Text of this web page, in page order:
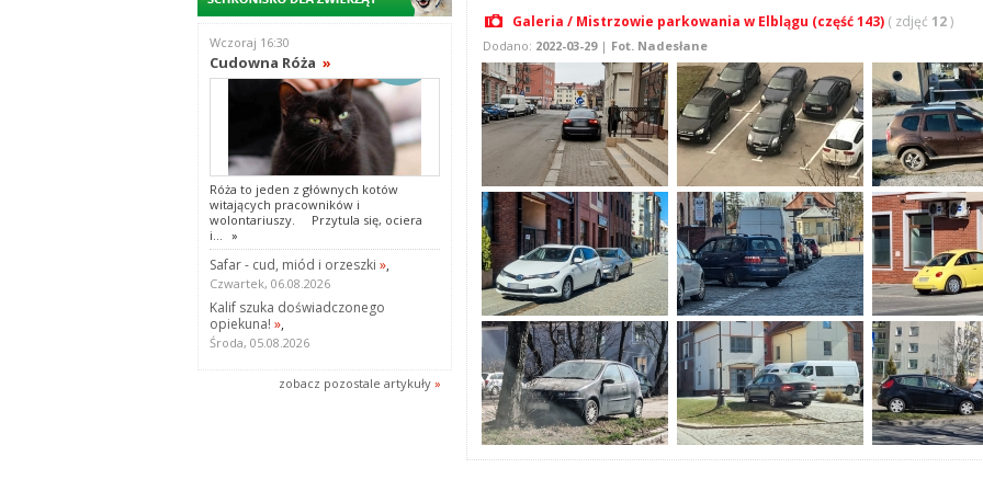
Wczoraj 16:30
Cudowna Róża »
Róża to jeden z głównych kotów
witających pracowników i
wolontariuszy. Przytula się, ociera
i... »
Safar - cud, miód i orzeszki »,
Czwartek, 06.08.2026
Kalif szuka doświadczonego
opiekuna! »,
Środa, 05.08.2026
zobacz pozostale artykuły »
Galeria / Mistrzowie parkowania w Elblągu (część 143) ( zdjęć 12)
Dodano: 2022-03-29| Fot. Nadesłane